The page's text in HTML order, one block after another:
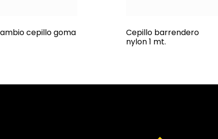
cepillo goma
Cepillo barrendero
nylon 1 mt.